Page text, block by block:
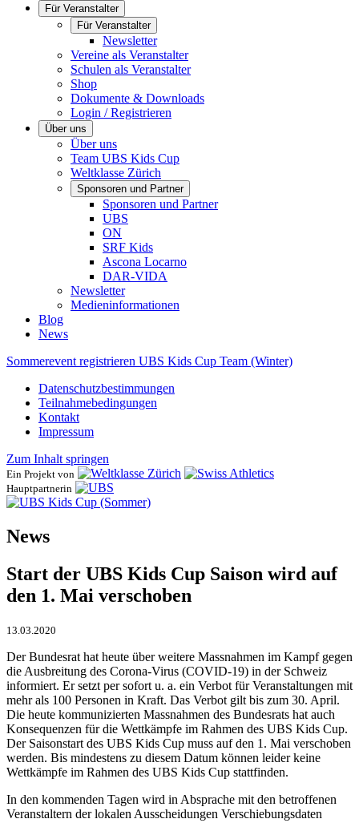
Für Veranstalter
Für Veranstalter
Newsletter
Vereine als Veranstalter
Schulen als Veranstalter
Shop
Dokumente & Downloads
Login / Registrieren
Über uns
Über uns
Team UBS Kids Cup
Weltklasse Zürich
Sponsoren und Partner
Sponsoren und Partner
UBS
ON
SRF Kids
Ascona ​Locarno
DAR-VIDA
Newsletter
Medieninformationen
Blog
News
Sommerevent registrieren UBS Kids Cup Team (Winter)
Datenschutzbestimmungen
Teilnahmebedingungen
Kontakt
Impressum
Zum Inhalt springen
Ein Projekt von
Hauptpartnerin
News
Start der UBS Kids Cup Saison wird auf
den 1. Mai verschoben
13.03.2020
Der Bundesrat hat heute über weitere Massnahmen im Kampf gegen
die Ausbreitung des Corona-Virus (COVID-19) in der Schweiz
informiert. Er setzt per sofort u. a. ein Verbot für Veranstaltungen mit
mehr als 100 Personen in Kraft. Das Verbot gilt bis zum 30. April.
Die heute kommunizierten Massnahmen des Bundesrats hat auch
Konsequenzen für die Wettkämpfe im Rahmen des UBS Kids Cup.
Der Saisonstart des UBS Kids Cup muss auf den 1. Mai verschoben
werden. Bis mindestens zu diesem Datum können leider keine
Wettkämpfe im Rahmen des UBS Kids Cup stattfinden.
In den kommenden Tagen wird in Absprache mit den betroffenen
Veranstaltern der lokalen Ausscheidungen Verschiebungsdaten